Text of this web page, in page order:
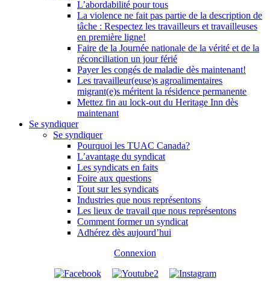
L’abordabilité pour tous
La violence ne fait pas partie de la description de
tâche : Respectez les travailleurs et travailleuses
en première ligne!
Faire de la Journée nationale de la vérité et de la
réconciliation un jour férié
Payer les congés de maladie dès maintenant!
Les travailleur(euse)s agroalimentaires
migrant(e)s méritent la résidence permanente
Mettez fin au lock-out du Heritage Inn dès
maintenant
Se syndiquer
Se syndiquer
Pourquoi les TUAC Canada?
L’avantage du syndicat
Les syndicats en faits
Foire aux questions
Tout sur les syndicats
Industries que nous représentons
Les lieux de travail que nous représentons
Comment former un syndicat
Adhérez dès aujourd’hui
Connexion